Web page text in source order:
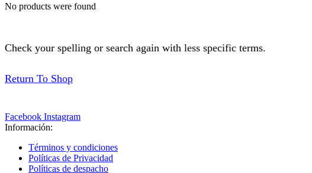
No products were found
Check your spelling or search again with less specific terms.
Return To Shop
Facebook Instagram
Información:
Términos y condiciones
Políticas de Privacidad
Políticas de despacho